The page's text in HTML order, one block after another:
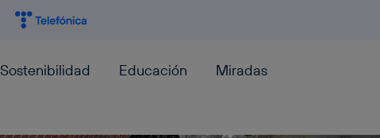
Sostenibilidad Educación
Miradas